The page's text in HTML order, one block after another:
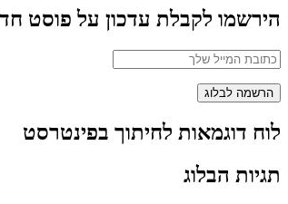
הירשמו לקבלת עדכון על פוסט
לוח דוגמאות לחיתוך בפינטרסט
תגיות הבלוג